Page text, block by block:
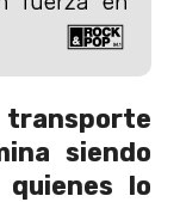
siendo
lo